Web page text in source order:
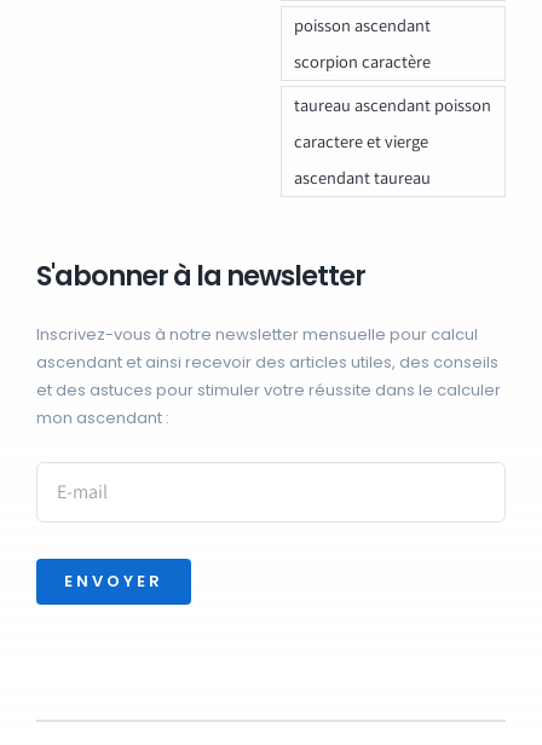
poisson ascendant
scorpion caractère
taureau ascendant poisson
caractere et vierge
ascendant taureau
S'abonner à la newsletter
Inscrivez-vous à notre newsletter mensuelle pour calcul
ascendant et ainsi recevoir des articles utiles, des conseils
et des astuces pour stimuler votre réussite dans le calculer
mon ascendant :
ENVOYER